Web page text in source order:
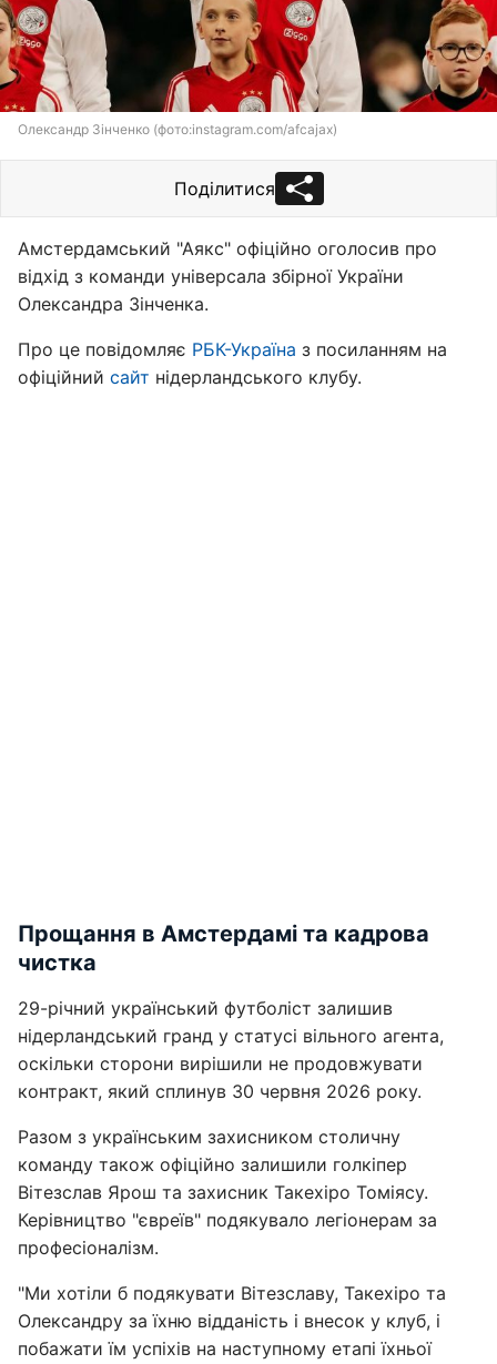
Олександр Зінченко (фото:instagram.com/afcajax)
Поділитися
Амстердамський "Аякс" офіційно оголосив про
відхід з команди універсала збірної України
Олександра Зінченка.
Про це повідомляє РБК-Україна з посиланням на
офіційний сайт нідерландського клубу.
Прощання в Амстердамі та кадрова
чистка
29-річний український футболіст залишив
нідерландський гранд у статусі вільного агента,
оскільки сторони вирішили не продовжувати
контракт, який сплинув 30 червня 2026 року.
Разом з українським захисником столичну
команду також офіційно залишили голкіпер
Вітезслав Ярош та захисник Такехіро Томіясу.
Керівництво "євреїв" подякувало легіонерам за
професіоналізм.
"Ми хотіли б подякувати Вітезславу, Такехіро та
Олександру за їхню відданість і внесок у клуб, і
побажати їм успіхів на наступному етапі їхньої